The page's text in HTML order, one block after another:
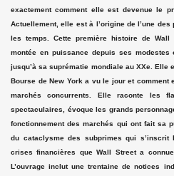
exactement comment elle est devenue le
Actuellement, elle est à l’origine de l’une
les temps. Cette première histoire de
montée en puissance depuis ses
jusqu’à sa suprématie mondiale au XXe.
Bourse de New York a vu le jour et comment
marchés concurrents. Elle raconte les
spectaculaires, évoque les grands
fonctionnement des marchés qui ont fait sa
du cataclysme des subprimes qui
crises financières que Wall Street a
L’ouvrage inclut une trentaine de notices